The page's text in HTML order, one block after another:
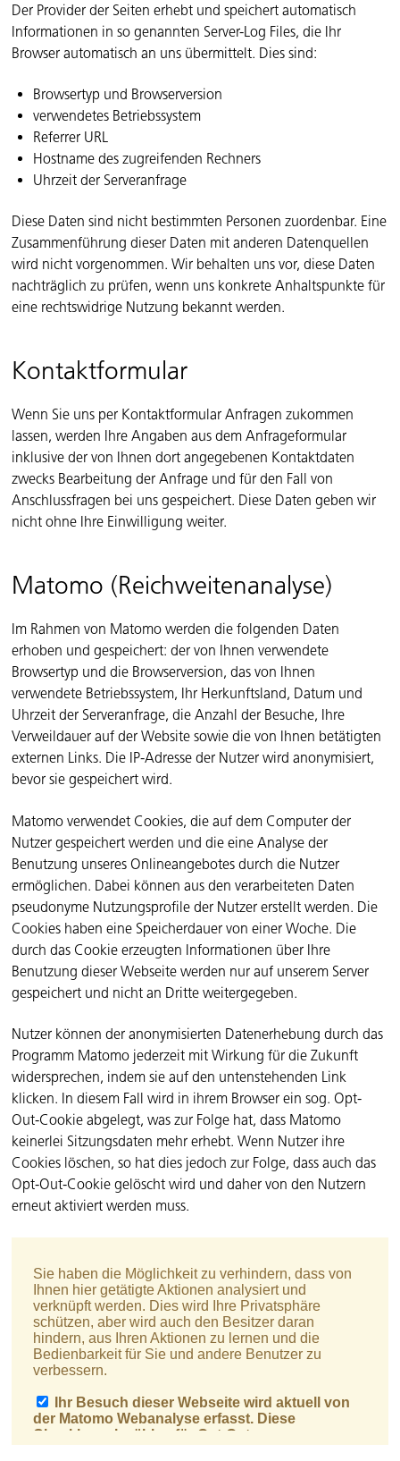
Der Provider der Seiten erhebt und speichert automatisch
Informationen in so genannten Server-Log Files, die Ihr
Browser automatisch an uns übermittelt. Dies sind:
Browsertyp und Browserversion
verwendetes Betriebssystem
Referrer URL
Hostname des zugreifenden Rechners
Uhrzeit der Serveranfrage
Diese Daten sind nicht bestimmten Personen zuordenbar. Eine
Zusammenführung dieser Daten mit anderen Datenquellen
wird nicht vorgenommen. Wir behalten uns vor, diese Daten
nachträglich zu prüfen, wenn uns konkrete Anhaltspunkte für
eine rechtswidrige Nutzung bekannt werden.
Kontaktformular
Wenn Sie uns per Kontaktformular Anfragen zukommen
lassen, werden Ihre Angaben aus dem Anfrageformular
inklusive der von Ihnen dort angegebenen Kontaktdaten
zwecks Bearbeitung der Anfrage und für den Fall von
Anschlussfragen bei uns gespeichert. Diese Daten geben wir
nicht ohne Ihre Einwilligung weiter.
Matomo (Reichweitenanalyse)
Im Rahmen von Matomo werden die folgenden Daten
erhoben und gespeichert: der von Ihnen verwendete
Browsertyp und die Browserversion, das von Ihnen
verwendete Betriebssystem, Ihr Herkunftsland, Datum und
Uhrzeit der Serveranfrage, die Anzahl der Besuche, Ihre
Verweildauer auf der Website sowie die von Ihnen betätigten
externen Links. Die IP-Adresse der Nutzer wird anonymisiert,
bevor sie gespeichert wird.
Matomo verwendet Cookies, die auf dem Computer der
Nutzer gespeichert werden und die eine Analyse der
Benutzung unseres Onlineangebotes durch die Nutzer
ermöglichen. Dabei können aus den verarbeiteten Daten
pseudonyme Nutzungsprofile der Nutzer erstellt werden. Die
Cookies haben eine Speicherdauer von einer Woche. Die
durch das Cookie erzeugten Informationen über Ihre
Benutzung dieser Webseite werden nur auf unserem Server
gespeichert und nicht an Dritte weitergegeben.
Nutzer können der anonymisierten Datenerhebung durch das
Programm Matomo jederzeit mit Wirkung für die Zukunft
widersprechen, indem sie auf den untenstehenden Link
klicken. In diesem Fall wird in ihrem Browser ein sog. Opt-
Out-Cookie abgelegt, was zur Folge hat, dass Matomo
keinerlei Sitzungsdaten mehr erhebt. Wenn Nutzer ihre
Cookies löschen, so hat dies jedoch zur Folge, dass auch das
Opt-Out-Cookie gelöscht wird und daher von den Nutzern
erneut aktiviert werden muss.